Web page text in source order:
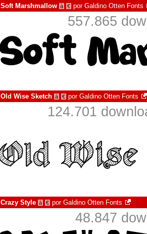
Soft Marshmallow à € por Galdino Otten Fonts
557.865
Old Wise Sketch à € por Galdino Otten Fonts
124.701
Crazy Style à € por Galdino Otten Fonts
48.847